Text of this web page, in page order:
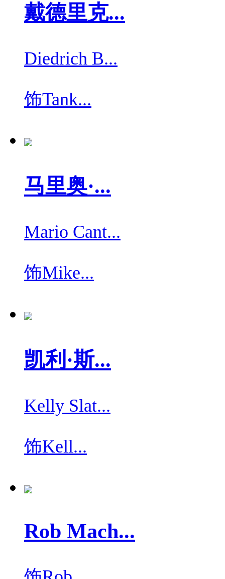
戴德里克...
Diedrich B...
饰Tank...
马里奥·...
Mario Cant...
饰Mike...
凯利·斯...
Kelly Slat...
饰Kell...
Rob Mach...